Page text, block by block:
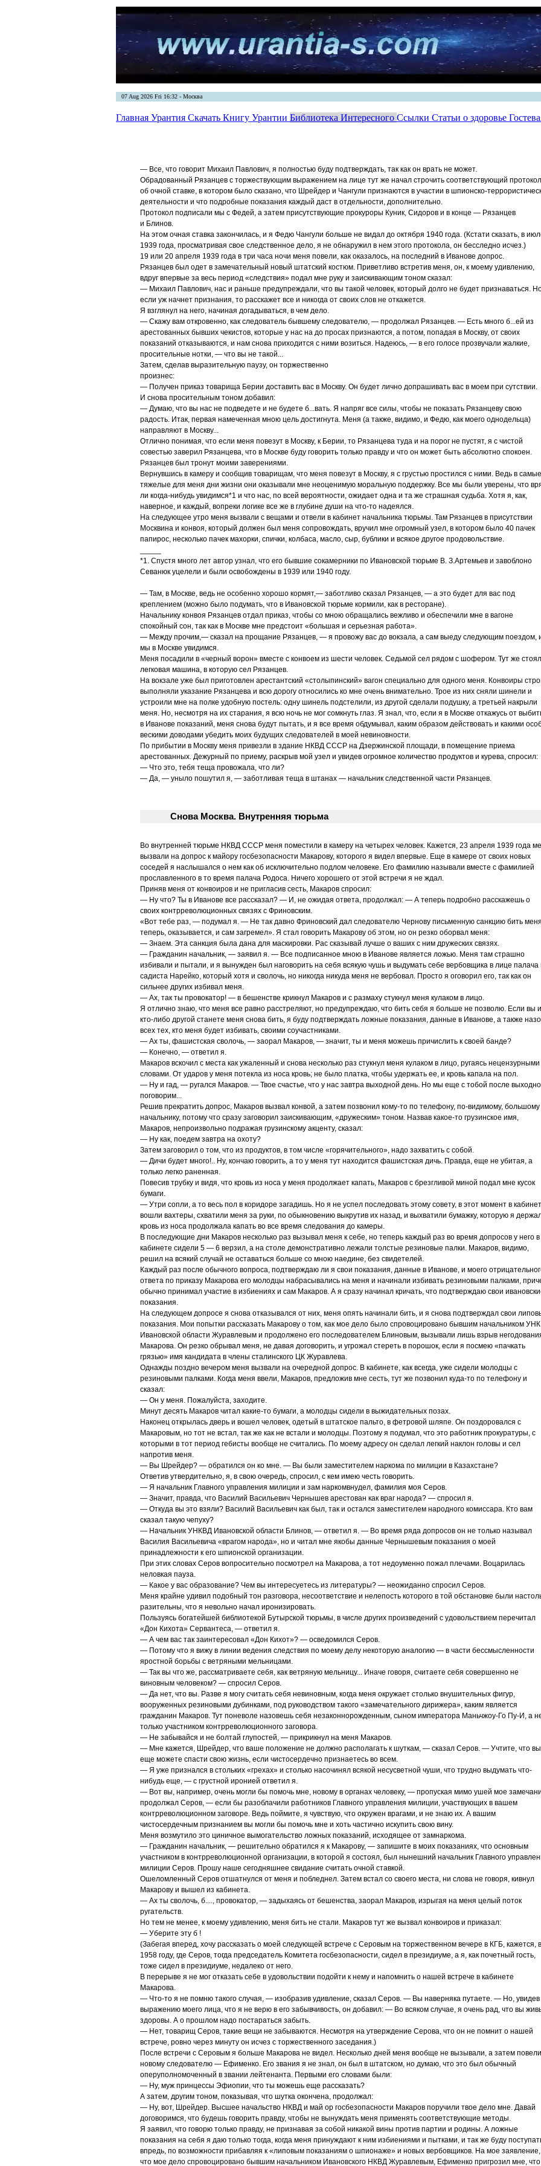
07 Aug 2026 Fri 16:32 - Москва
Главная Урантия Скачать Книгу Урантии Библиотека Интересного Ссылки Статьи о здоровье
— Все, что говорит Михаил Павлович, я полностью буду подтверждать, так как он врать не может.
Обрадованный Рязанцев с торжествующим выражением на лице тут же начал строчить соответствующий протокол
об очной ставке, в котором было сказано, что Шрейдер и Чангули признаются в участии в шпионско-
деятельности и что подробные показания каждый даст в отдельности, дополнительно.
Протокол подписали мы с Федей, а затем присутствующие прокуроры Куник, Сидоров и в конце — Рязанцев
и Блинов.
На этом очная ставка закончилась, и я Федю Чангули больше не видал до октября 1940 года. (Кстати сказать, в
1939 года, просматривая свое следственное дело, я не обнаружил в нем этого протокола, он бесследно исчез.)
19 или 20 апреля 1939 года в три часа ночи меня повели, как оказалось, на последний в Иванове допрос.
Рязанцев был одет в замечательный новый штатский костюм. Приветливо встретив меня, он, к моему удивлению,
вдруг впервые за весь период «следствия» подал мне руку и заискивающим тоном сказал:
— Михаил Павлович, нас и раньше предупреждали, что вы такой человек, который долго не будет признаваться.
если уж начнет признания, то расскажет все и никогда от своих слов не откажется.
Я взглянул на него, начиная догадываться, в чем дело.
— Скажу вам откровенно, как следователь бывшему следователю, — продолжал Рязанцев. — Есть много б...ей из
арестованных бывших чекистов, которые у нас на до просах признаются, а потом, попадая в Москву, от своих
показаний отказываются, и нам снова приходится с ними возиться. Надеюсь, — в его голосе прозвучали жалкие,
просительные нотки, — что вы не такой...
Затем, сделав выразительную паузу, он торжественно
произнес:
— Получен приказ товарища Берии доставить вас в Москву. Он будет лично допрашивать вас в моем при сутствии.
И снова просительным тоном добавил:
— Думаю, что вы нас не подведете и не будете б...вать. Я напряг все силы, чтобы не показать Рязанцеву свою
радость. Итак, первая намеченная мною цель достигнута. Меня (а также, видимо, и Федю, как моего однодельца)
направляют в Москву...
Отлично понимая, что если меня повезут в Москву, к Берии, то Рязанцева туда и на порог не пустят, я с чистой
совестью заверил Рязанцева, что в Москве буду говорить только правду и что он может быть абсолютно спокоен.
Рязанцев был тронут моими заверениями.
Вернувшись в камеру и сообщив товарищам, что меня повезут в Москву, я с грустью простился с ними. Ведь в самые
тяжелые для меня дни жизни они оказывали мне неоценимую моральную поддержку. Все мы были уверены, что
ли когда-нибудь увидимся*1 и что нас, по всей вероятности, ожидает одна и та же страшная судьба. Хотя я, как,
наверное, и каждый, вопреки логике все же в глубине души на что-то надеялся.
На следующее утро меня вызвали с вещами и отвели в кабинет начальника тюрьмы. Там Рязанцев в присутствии
Москвина и конвоя, который должен был меня сопровождать, вручил мне огромный узел, в котором было 40 пачек
папирос, несколько пачек махорки, спички, колбаса, масло, сыр, бублики и всякое другое продовольствие.
*1. Спустя много лет автор узнал, что его бывшие сокамерники по Ивановской тюрьме В. З.Артемьев и завоблоно
Севанюк уцелели и были освобождены в 1939 или 1940 году.
— Там, в Москве, ведь не особенно хорошо кормят,— заботливо сказал Рязанцев, — а это будет для вас под
креплением (можно было подумать, что в Ивановской тюрьме кормили, как в ресторане).
Начальнику конвоя Рязанцев отдал приказ, чтобы со мною обращались вежливо и обеспечили мне в вагоне
спокойный сон, так как в Москве мне предстоит «большая и серьезная работа».
— Между прочим,— сказал на прощание Рязанцев, — я провожу вас до вокзала, а сам выеду следующим поездом,
мы в Москве увидимся.
Меня посадили в «черный ворон» вместе с конвоем из шести человек. Седьмой сел рядом с шофером. Тут же
легковая машина, в которую сел Рязанцев.
На вокзале уже был приготовлен арестантский «столыпинский» вагон специально для одного меня. Конвоиры
выполняли указание Рязанцева и всю дорогу относились ко мне очень внимательно. Трое из них сняли шинели и
устроили мне на полке удобную постель: одну шинель подстелили, из другой сделали подушку, а третьей накрыли
меня. Но, несмотря на их старания, я всю ночь не мог сомкнуть глаз. Я знал, что, если я в Москве откажусь от
в Иванове показаний, меня снова будут пытать, и я все время обдумывал, каким образом действовать и какими
вескими доводами убедить моих будущих следователей в моей невиновности.
По прибытии в Москву меня привезли в здание НКВД СССР на Дзержинской площади, в помещение приема
арестованных. Дежурный по приему, раскрыв мой узел и увидев огромное количество продуктов и курева, спросил:
— Что это, тебя теща провожала, что ли?
— Да, — уныло пошутил я, — заботливая теща в штанах — начальник следственной части Рязанцев.
Снова Москва. Внутренняя тюрьма
Во внутренней тюрьме НКВД СССР меня поместили в камеру на четырех человек. Кажется, 23 апреля 1939 года
вызвали на допрос к майору госбезопасности Макарову, которого я видел впервые. Еще в камере от своих новых
соседей я наслышался о нем как об исключительно подлом человеке. Его фамилию называли вместе с фамилией
прославленного в то время палача Родоса. Ничего хорошего от этой встречи я не ждал.
Приняв меня от конвоиров и не пригласив сесть, Макаров спросил:
— Ну что? Ты в Иванове все рассказал? — И, не ожидая ответа, продолжал: — А теперь подробно расскажешь о
своих контрреволюционных связях с Фриновским.
«Вот тебе раз, — подумал я. — Не так давно Фриновский дал следователю Чернову письменную санкцию бить
теперь, оказывается, и сам загремел». Я стал говорить Макарову об этом, но он резко оборвал меня:
— Знаем. Эта санкция была дана для маскировки. Рас сказывай лучше о ваших с ним дружеских связях.
— Гражданин начальник, — заявил я. — Все подписанное мною в Иванове является ложью. Меня там страшно
избивали и пытали, и я вынужден был наговорить на себя всякую чушь и выдумать себе вербовщика в лице палача
садиста Нарейко, который хотя и сволочь, но никогда никуда меня не вербовал. Просто я оговорил его, так как он
сильнее других избивал меня.
— Ах, так ты провокатор! — в бешенстве крикнул Макаров и с размаху стукнул меня кулаком в лицо.
Я отлично знаю, что меня все равно расстреляют, но предупреждаю, что бить себя я больше не позволю. Если вы
кто-либо другой станете меня снова бить, я буду подтверждать ложные показания, данные в Иванове, а также
всех тех, кто меня будет избивать, своими соучастниками.
— Ах ты, фашистская сволочь, — заорал Макаров, — значит, ты и меня можешь причислить к своей банде?
— Конечно, — ответил я.
Макаров вскочил с места как ужаленный и снова несколько раз стукнул меня кулаком в лицо, ругаясь нецензурными
словами. От ударов у меня потекла из носа кровь; не было платка, чтобы удержать ее, и кровь капала на пол.
— Ну и гад, — ругался Макаров. — Твое счастье, что у нас завтра выходной день. Но мы еще с тобой после
поговорим...
Решив прекратить допрос, Макаров вызвал конвой, а затем позвонил кому-то по телефону, по-видимому, большому
начальнику, потому что сразу заговорил заискивающим, «дружеским» тоном. Назвав какое-то грузинское имя,
Макаров, непроизвольно подражая грузинскому акценту, сказал:
— Ну как, поедем завтра на охоту?
Затем заговорил о том, что из продуктов, в том числе «горячительного», надо захватить с собой.
— Дичи будет много!.. Ну, кончаю говорить, а то у меня тут находится фашистская дичь. Правда, еще не убитая, а
только легко раненная.
Повесив трубку и видя, что кровь из носа у меня продолжает капать, Макаров с брезгливой миной подал мне кусок
бумаги.
— Утри сопли, а то весь пол в коридоре загадишь. Но я не успел последовать этому совету, в этот момент в кабинет
вошли вахтеры, схватили меня за руки, по обыкновению выкрутив их назад, и выхватили бумажку, которую я
кровь из носа продолжала капать во все время следования до камеры.
В последующие дни Макаров несколько раз вызывал меня к себе, но теперь каждый раз во время допросов у него в
кабинете сидели 5 — 6 верзил, а на столе демонстративно лежали толстые резиновые палки. Макаров, видимо,
решил на всякий случай не оставаться больше со мною наедине, без свидетелей.
Каждый раз после обычного вопроса, подтверждаю ли я свои показания, данные в Иванове, и моего
ответа по приказу Макарова его молодцы набрасывались на меня и начинали избивать резиновыми палками,
обычно принимал участие в избиениях и сам Макаров. А я сразу начинал кричать, что подтверждаю свои
показания.
На следующем допросе я снова отказывался от них, меня опять начинали бить, и я снова подтверждал свои
показания. Мои попытки рассказать Макарову о том, как мое дело было спровоцировано бывшим начальником
Ивановской области Журавлевым и продолжено его последователем Блиновым, вызывали лишь взрыв
Макарова. Он резко обрывал меня, не давая договорить, и угрожал стереть в порошок, если я посмею «пачкать
грязью» имя кандидата в члены сталинского ЦК Журавлева.
Однажды поздно вечером меня вызвали на очередной допрос. В кабинете, как всегда, уже сидели молодцы с
резиновыми палками. Когда меня ввели, Макаров, предложив мне сесть, тут же позвонил куда-то по телефону и
сказал:
— Он у меня. Пожалуйста, заходите.
Минут десять Макаров читал какие-то бумаги, а молодцы сидели в выжидательных позах.
Наконец открылась дверь и вошел человек, одетый в штатское пальто, в фетровой шляпе. Он поздоровался с
Макаровым, но тот не встал, так же как не встали и молодцы. Поэтому я подумал, что это работник прокуратуры, с
которыми в тот период гебисты вообще не считались. По моему адресу он сделал легкий наклон головы и сел
напротив меня.
— Вы Шрейдер? — обратился он ко мне. — Вы были заместителем наркома по милиции в Казахстане?
Ответив утвердительно, я, в свою очередь, спросил, с кем имею честь говорить.
— Я начальник Главного управления милиции и зам наркомвнудел, фамилия моя Серов.
— Значит, правда, что Василий Васильевич Чернышев арестован как враг народа? — спросил я.
— Откуда вы это взяли? Василий Васильевич как был, так и остался заместителем народного комиссара. Кто вам
сказал такую чепуху?
— Начальник УНКВД Ивановской области Блинов, — ответил я. — Во время ряда допросов он не только называл
Василия Васильевича «врагом народа», но и читал мне якобы данные Чернышевым показания о моей
принадлежности к его шпионской организации.
При этих словах Серов вопросительно посмотрел на Макарова, а тот недоуменно пожал плечами. Воцарилась
неловкая пауза.
— Какое у вас образование? Чем вы интересуетесь из литературы? — неожиданно спросил Серов.
Меня крайне удивил подобный тон разговора, несоответствие и нелепость которого в той обстановке были
разительны, что я невольно начал иронизировать.
Пользуясь богатейшей библиотекой Бутырской тюрьмы, в числе других произведений с удовольствием перечитал
«Дон Кихота» Сервантеса, — ответил я.
— А чем вас так заинтересовал «Дон Кихот»? — осведомился Серов.
— Потому что я вижу в линии ведения следствия по моему делу некоторую аналогию — в части бессмысленности
яростной борьбы с ветряными мельницами.
— Так вы что же, рассматриваете себя, как ветряную мельницу... Иначе говоря, считаете себя совершенно не
виновным человеком? — спросил Серов.
— Да нет, что вы. Разве я могу считать себя невиновным, когда меня окружает столько внушительных фигур,
вооруженных резиновыми дубинками, под руководством такого «замечательного дирижера», каким является
гражданин Макаров. Тут поневоле назовешь себя незаконнорожденным, сыном императора Маньчжоу-Го Пу-И, а
только участником контрреволюционного заговора.
— Не забывайся и не болтай глупостей, — прикрикнул на меня Макаров.
— Мне кажется, Шрейдер, что ваше положение не должно располагать к шуткам, — сказал Серов. — Учтите, что вы
еще можете спасти свою жизнь, если чистосердечно признаетесь во всем.
— Я уже признался в стольких «грехах» и столько насочинял всякой несусветной чуши, что трудно выдумать что-
нибудь еще, — с грустной иронией ответил я.
— Вот вы, например, очень могли бы помочь мне, новому в органах человеку, — пропуская мимо ушей мое
продолжал Серов, — если бы разоблачили работников Главного управления милиции, участвующих в вашем
контрреволюционном заговоре. Ведь поймите, я чувствую, что окружен врагами, и не знаю их. А вашим
чистосердечным признанием вы могли бы помочь мне и хоть частично искупить свою вину.
Меня возмутило это циничное вымогательство ложных показаний, исходящее от замнаркома.
— Гражданин начальник, — решительно обратился я к Макарову, — запишите в моих показаниях, что основным
участником в контрреволюционной организации, в которой я состоял, был нынешний начальник Главного
милиции Серов. Прошу наше сегодняшнее свидание считать очной ставкой.
Ошеломленный Серов отшатнулся от меня и побледнел. Затем встал со своего места, ни слова не говоря, кивнул
Макарову и вышел из кабинета.
— Ах ты сволочь, б...., провокатор, — задыхаясь от бешенства, заорал Макаров, изрыгая на меня целый поток
ругательств.
Но тем не менее, к моему удивлению, меня бить не стали. Макаров тут же вызвал конвоиров и приказал:
— Уберите эту б !
(Забегая вперед, хочу рассказать о моей следующей встрече с Серовым на торжественном вечере в КГБ, кажется, в
1958 году, где Серов, тогда председатель Комитета госбезопасности, сидел в президиуме, а я, как почетный гость,
тоже сидел в президиуме, недалеко от него.
В перерыве я не мог отказать себе в удовольствии подойти к нему и напомнить о нашей встрече в кабинете
Макарова.
— Что-то я не помню такого случая, — изобразив удивление, сказал Серов. — Вы наверняка путаете. — Но,
выражению моего лица, что я не верю в его забывчивость, он добавил: — Во всяком случае, я очень рад, что вы
здоровы. А о прошлом надо постараться забыть.
— Нет, товарищ Серов, такие вещи не забываются. Несмотря на утверждение Серова, что он не помнит о нашей
встрече, ровно через минуту он исчез с торжественного заседания.)
После встречи с Серовым я больше Макарова не видел. Несколько дней меня вообще не вызывали, а затем
новому следователю — Ефименко. Его звания я не знал, он был в штатском, но думаю, что это был обычный
оперуполномоченный в звании лейтенанта. Первыми его словами были:
— Ну, муж принцессы Эфиопии, что ты можешь еще рассказать?
А затем, другим тоном, показывая, что шутка окончена, продолжал:
— Ну, вот, Шрейдер. Высшее начальство НКВД и май ор госбезопасности Макаров поручили твое дело мне. Давай
договоримся, что будешь говорить правду, чтобы не вынуждать меня применять соответствующие методы.
Я заявил, что говорю только правду, не признавая за собой никакой вины против партии и родины. А ложные
показания на себя я даю только тогда, когда меня принуждают к ним избиениями и пытками, и так же буду
впредь, по возможности прибавляя к «липовым показаниям о шпионаже» и новых вербовщиков. На мое заявление,
что мое дело спровоцировано бывшим начальником Ивановского НКВД Журавлевым, Ефименко пригрозил мне, что